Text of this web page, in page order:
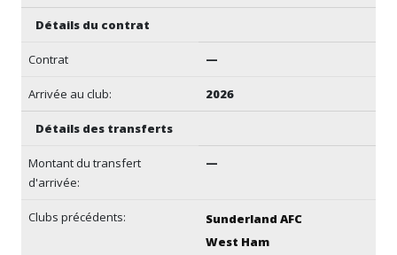
Détails du contrat
Contrat —
Arrivée au club: 2026
Détails des transferts
Montant du transfert
d'arrivée:
—
Clubs précédents:
Sunderland AFC
West Ham